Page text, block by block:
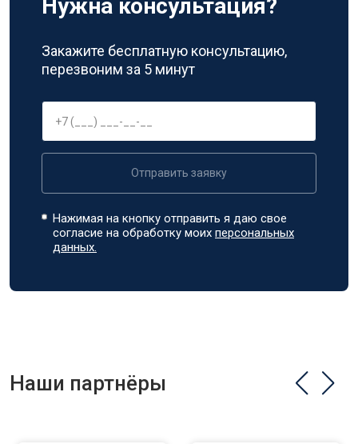
Нужна консультация?
Закажите бесплатную консультацию,
перезвоним за 5 минут
Отправить заявку
Нажимая на кнопку отправить я даю свое
согласие на обработку моихперсональных
данных.
Наши партнёры